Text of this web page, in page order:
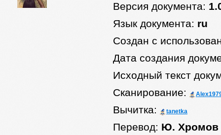
Версия документа:
Язык документа: ru
Создан с
Дата создания
Исходный текст
Сканирование:
Вычитка: tanetka
Перевод: Ю. Хромов